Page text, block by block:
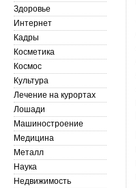
Здоровье
Интернет
Кадры
Косметика
Космос
Культура
Лечение на курортах
Лошади
Машиностроение
Медицина
Металл
Наука
Недвижимость